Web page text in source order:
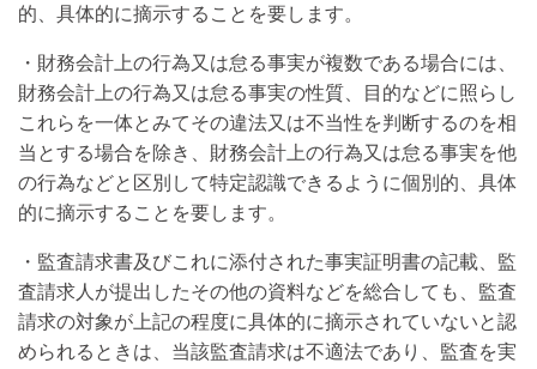
的、具体的に摘示することを要します。
・財務会計上の行為又は怠る事実が複数である場合には、
財務会計上の行為又は怠る事実の性質、目的などに照らし
これらを一体とみてその違法又は不当性を判断するのを相
当とする場合を除き、財務会計上の行為又は怠る事実を他
の行為などと区別して特定認識できるように個別的、具体
的に摘示することを要します。
・監査請求書及びこれに添付された事実証明書の記載、監
査請求人が提出したその他の資料などを総合しても、監査
請求の対象が上記の程度に具体的に摘示されていないと認
められるときは、当該監査請求は不適法であり、監査を実